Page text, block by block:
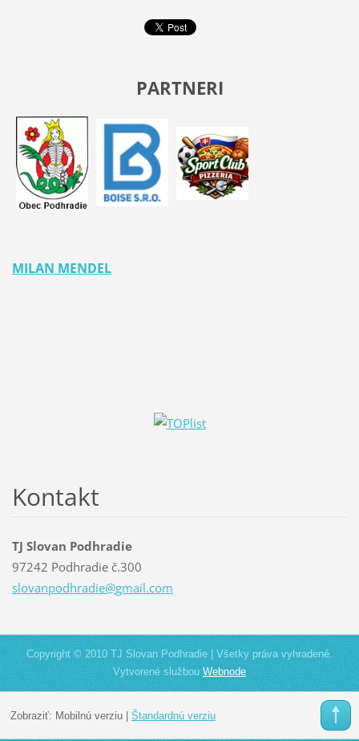
PARTNERI
MILAN MENDEL
Kontakt
TJ Slovan Podhradie
97242 Podhradie č.300
slovanpodhradie@gmail.com
Copyright © 2010 TJ Slovan Podhradie | Všetky práva vyhradené.
Vytvorené službouWebnode
Zobraziť: Mobilnú verziu| Štandardnú verziu